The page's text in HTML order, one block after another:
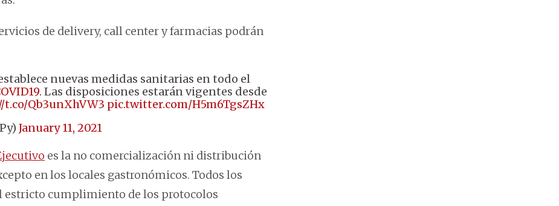
de delivery, call center y farmacias podrán
nuevas medidas sanitarias en todo el
. Las disposiciones estarán vigentes desde
Qb3unXhVW3 pic.twitter.com/H5m6TgsZHx
January 11, 2021
es la no comercialización ni distribución
en los locales gastronómicos. Todos los
estricto cumplimiento de los protocolos